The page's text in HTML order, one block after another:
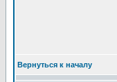
Вернуться к началу